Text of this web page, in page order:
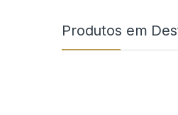
Produtos em